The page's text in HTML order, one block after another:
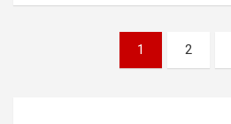
pagination
1 2